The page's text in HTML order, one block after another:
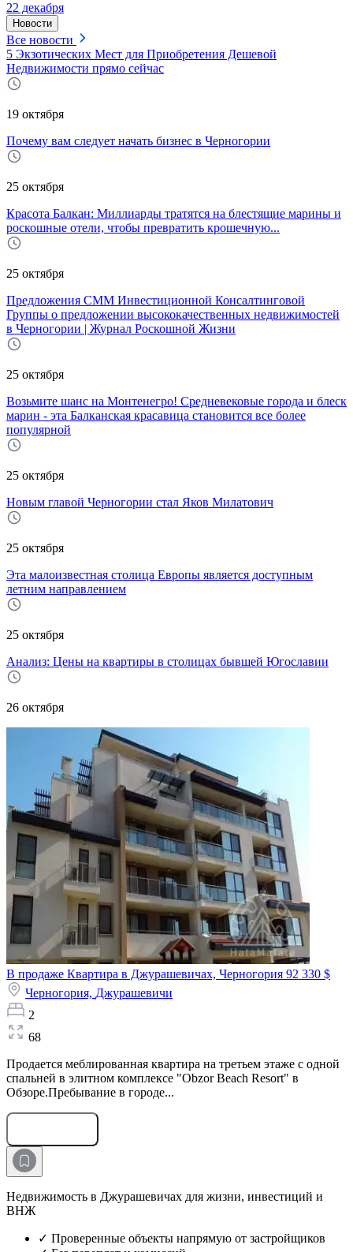
22 декабря
Новости
Все новости
5 Экзотических Мест для Приобретения Дешевой
Недвижимости прямо сейчас
19 октября
Почему вам следует начать бизнес в Черногории
25 октября
Красота Балкан: Миллиарды тратятся на блестящие марины и
роскошные отели, чтобы превратить крошечную...
25 октября
Предложения CMM Инвестиционной Консалтинговой
Группы о предложении высококачественных недвижимостей
в Черногории | Журнал Роскошной Жизни
25 октября
Возьмите шанс на Монтенегро! Средневековые города и блеск
марин - эта Балканская красавица становится все более
популярной
25 октября
Новым главой Черногории стал Яков Милатович
25 октября
Эта малоизвестная столица Европы является доступным
летним направлением
25 октября
Анализ: Цены на квартиры в столицах бывшей Югославии
26 октября
В продаже Квартира в Джурашевичах, Черногория 92 330 $
Черногория, Джурашевичи
2
68
Продается меблированная квартира на третьем этаже с одной
спальней в элитном комплексе "Obzor Beach Resort" в
Обзоре.Пребывание в городе...
Недвижимость в Джурашевичах для жизни, инвестиций и
ВНЖ
✓ Проверенные объекты напрямую от застройщиков